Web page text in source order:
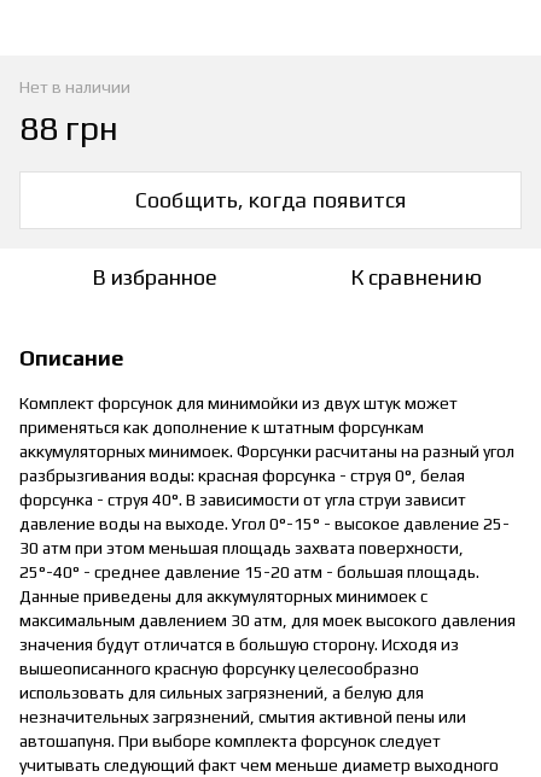
Нет в наличии
88 грн
Сообщить, когда появится
В избранное К сравнению
Описание
Комплект форсунок для минимойки из двух штук может
применяться как дополнение к штатным форсункам
аккумуляторных минимоек. Форсунки расчитаны на разный угол
разбрызгивания воды: красная форсунка - струя 0°, белая
форсунка - струя 40°. В зависимости от угла струи зависит
давление воды на выходе. Угол 0°-15° - высокое давление 25-
30 атм при этом меньшая площадь захвата поверхности,
25°-40° - среднее давление 15-20 атм - большая площадь.
Данные приведены для аккумуляторных минимоек с
максимальным давлением 30 атм, для моек высокого давления
значения будут отличатся в большую сторону. Исходя из
вышеописанного красную форсунку целесообразно
использовать для сильных загрязнений, а белую для
незначительных загрязнений, смытия активной пены или
автошапуня. При выборе комплекта форсунок следует
учитывать следующий факт чем меньше диаметр выходного